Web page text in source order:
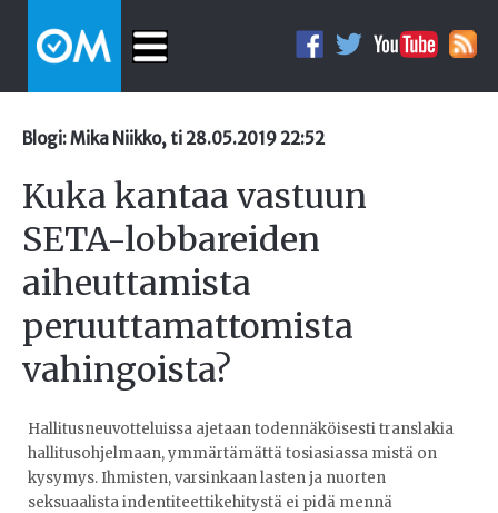
Blogi: Mika Niikko, ti 28.05.2019 22:52
Kuka kantaa vastuun
SETA-lobbareiden
aiheuttamista
peruuttamattomista
vahingoista?
Hallitusneuvotteluissa ajetaan todennäköisesti translakia
hallitusohjelmaan, ymmärtämättä tosiasiassa mistä on
kysymys. Ihmisten, varsinkaan lasten ja nuorten
seksuaalista indentiteettikehitystä ei pidä mennä